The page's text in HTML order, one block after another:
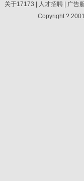
关于17173 人才招聘|
广告
Copyright ?